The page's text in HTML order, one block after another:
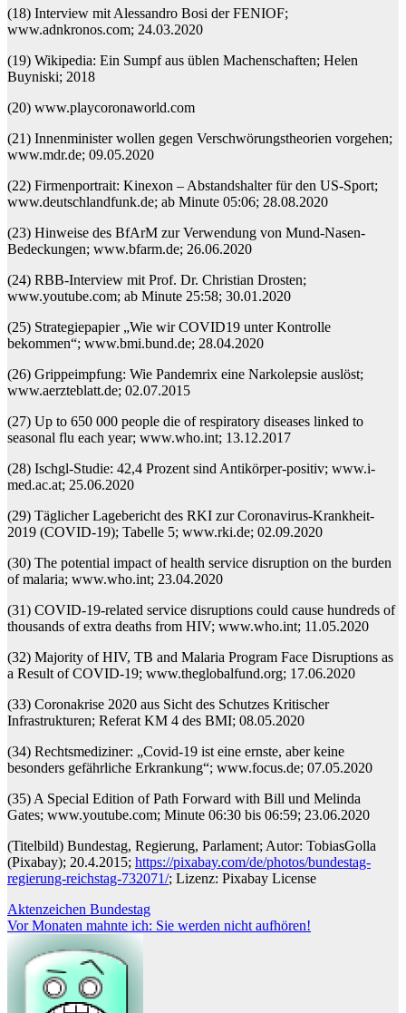
(18) Interview mit Alessandro Bosi der FENIOF;
www.adnkronos.com; 24.03.2020
(19) Wikipedia: Ein Sumpf aus üblen Machenschaften; Helen
Buyniski; 2018
(20) www.playcoronaworld.com
(21) Innenminister wollen gegen Verschwörungstheorien vorgehen;
www.mdr.de; 09.05.2020
(22) Firmenportrait: Kinexon – Abstandshalter für den US-Sport;
www.deutschlandfunk.de; ab Minute 05:06; 28.08.2020
(23) Hinweise des BfArM zur Verwendung von Mund-Nasen-
Bedeckungen; www.bfarm.de; 26.06.2020
(24) RBB-Interview mit Prof. Dr. Christian Drosten;
www.youtube.com; ab Minute 25:58; 30.01.2020
(25) Strategiepapier „Wie wir COVID19 unter Kontrolle
bekommen“; www.bmi.bund.de; 28.04.2020
(26) Grippeimpfung: Wie Pandemrix eine Narkolepsie auslöst;
www.aerzteblatt.de; 02.07.2015
(27) Up to 650 000 people die of respiratory diseases linked to
seasonal flu each year; www.who.int; 13.12.2017
(28) Ischgl-Studie: 42,4 Prozent sind Antikörper-positiv; www.i-
med.ac.at; 25.06.2020
(29) Täglicher Lagebericht des RKI zur Coronavirus-Krankheit-
2019 (COVID-19); Tabelle 5; www.rki.de; 02.09.2020
(30) The potential impact of health service disruption on the burden
of malaria; www.who.int; 23.04.2020
(31) COVID-19-related service disruptions could cause hundreds of
thousands of extra deaths from HIV; www.who.int; 11.05.2020
(32) Majority of HIV, TB and Malaria Program Face Disruptions as
a Result of COVID-19; www.theglobalfund.org; 17.06.2020
(33) Coronakrise 2020 aus Sicht des Schutzes Kritischer
Infrastrukturen; Referat KM 4 des BMI; 08.05.2020
(34) Rechtsmediziner: „Covid-19 ist eine ernste, aber keine
besonders gefährliche Erkrankung“; www.focus.de; 07.05.2020
(35) A Special Edition of Path Forward with Bill und Melinda
Gates; www.youtube.com; Minute 06:30 bis 06:59; 23.06.2020
(Titelbild) Bundestag, Regierung, Parlament; Autor: TobiasGolla
(Pixabay); 20.4.2015; https://pixabay.com/de/photos/bundestag-
regierung-reichstag-732071/; Lizenz: Pixabay License
Beitragsnavigation
Aktenzeichen Bundestag
Vor Monaten mahnte ich: Sie werden nicht aufhören!